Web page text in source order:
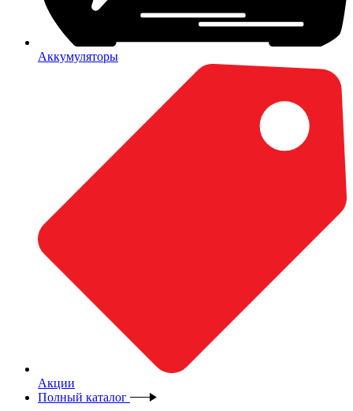
Аккумуляторы
Акции
Полный каталог